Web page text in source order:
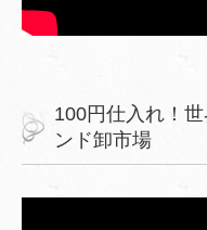
100円仕入れ！
ンド卸市場